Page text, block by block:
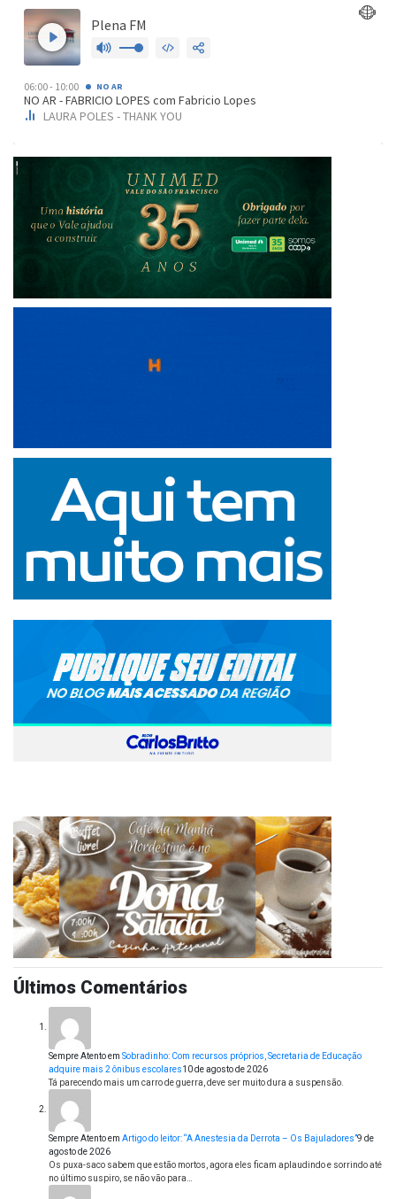
Últimos Comentários
Sempre Atentoem Sobradinho: Com recursos próprios, Secretaria de Educação
adquire mais 2 ônibus escolares10 de agosto de 2026
Tá parecendo mais um carro de guerra, deve ser muito dura a suspensão.
Sempre Atentoem Artigo do leitor: “A Anestesia da Derrota – Os Bajuladores”9 de
agosto de 2026
Os puxa-saco sabem que estão mortos, agora eles ficam aplaudindo e sorrindo até
no último suspiro, se não vão para…